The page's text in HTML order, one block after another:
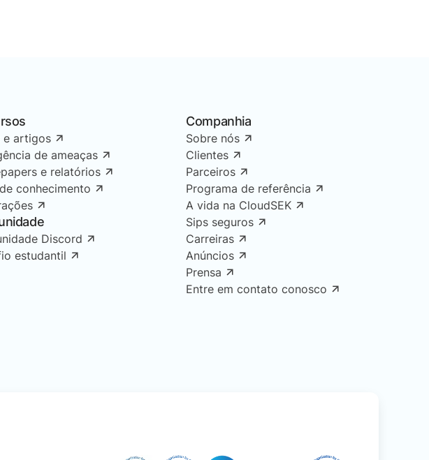
e artigos
de ameaças
e relatórios
conhecimento
Discord
estudantil
Companhia
Sobre nós
Clientes
Parceiros
Programa de referência
A vida na CloudSEK
Sips seguros
Carreiras
Anúncios
Prensa
Entre em contato conosco